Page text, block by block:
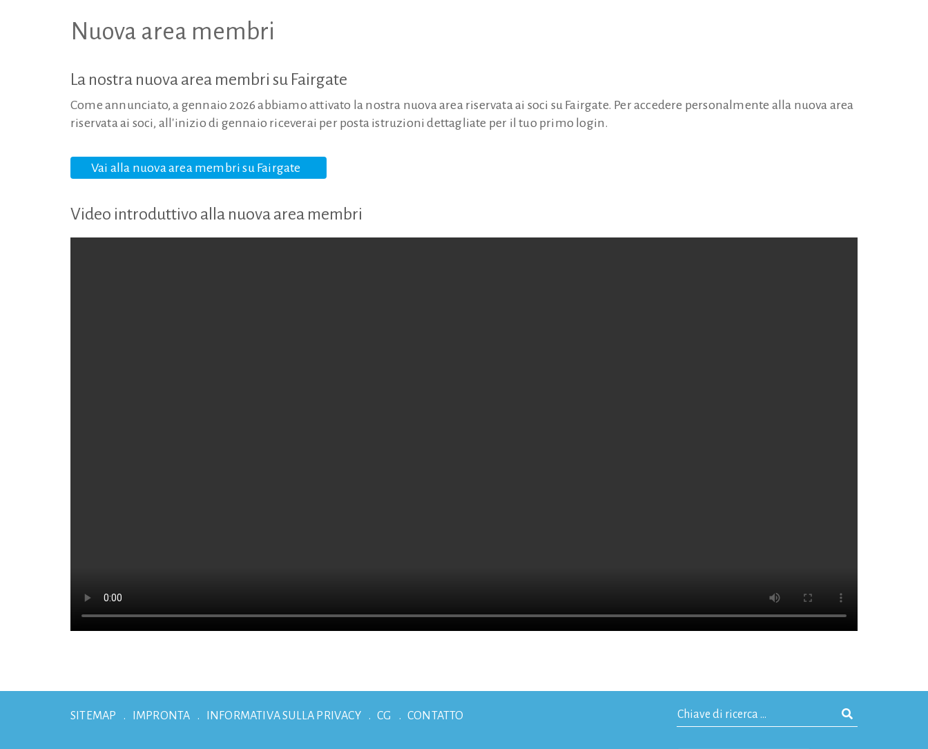
Nuova area membri
La nostra nuova area membri su Fairgate
Come annunciato, a gennaio 2026 abbiamo attivato la nostra nuova area riservata ai soci su Fairgate. Per accedere personalmente alla nuova area
riservata ai soci, all'inizio di gennaio riceverai per posta istruzioni dettagliate per il tuo primo login.
Vai alla nuova area membri su Fairgate
Video introduttivo alla nuova area membri
SITEMAP IMPRONTA INFORMATIVA SULLA PRIVACY CG CONTATTO